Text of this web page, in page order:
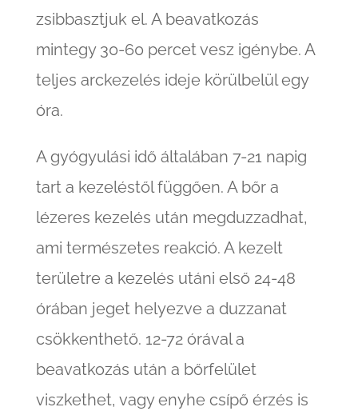
zsibbasztjuk el. A beavatkozás
mintegy 30-60 percet vesz igénybe. A
teljes arckezelés ideje körülbelül egy
óra.
A gyógyulási idő általában 7-21 napig
tart a kezeléstől függően. A bőr a
lézeres kezelés után megduzzadhat,
ami természetes reakció. A kezelt
területre a kezelés utáni első 24-48
órában jeget helyezve a duzzanat
csökkenthető. 12-72 órával a
beavatkozás után a bőrfelület
viszkethet, vagy enyhe csípő érzés is